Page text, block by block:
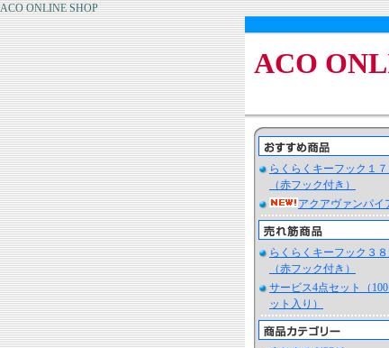
ACO ONLINE SHOP
ACO
らくらくキーフック１
（赤フック付き）
アクアヴァンパイ
らくらくキーフック３
（赤フック付き）
サービス4点セット（
ット入り）